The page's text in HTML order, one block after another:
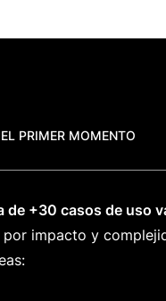
PRIMER MOMENTO
de +30 casos de uso
impacto y